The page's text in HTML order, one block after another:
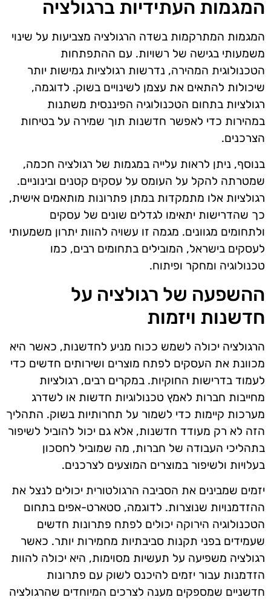
המגמות העתידיות ברגולציה
המגמות המתרקמות בשדה הרגולציה מצביעות על שינוי
משמעותי בגישה של רשויות. עם ההתפתחות
הטכנולוגית המהירה, נדרשות רגולציות גמישות יותר
שיכולות להתאים את עצמן לשינויים בשוק. לדוגמה,
רגולציות בתחום הטכנולוגיה הפיננסית משתנות
במהירות כדי לאפשר חדשנות תוך שמירה על בטיחות
הצרכנים.
בנוסף, ניתן לראות עלייה במגמות של רגולציה חכמה,
שמטרתה להקל על העומס על עסקים קטנים ובינוניים.
רגולציות אלו מתמקדות במתן פתרונות מותאמים אישית,
כך שהדרישות יתאימו לגדלים שונים של עסקים
ולתחומים מגוונים. מגמה זו עשויה להוות יתרון משמעותי
לעסקים בישראל, המובילים בתחומים רבים, כמו
טכנולוגיה ומחקר ופיתוח.
ההשפעה של רגולציה על
חדשנות ויזמות
הרגולציה יכולה לשמש ככוח מניע לחדשנות, כאשר היא
מכוונת את העסקים לפתח מוצרים ושירותים חדשים כדי
לעמוד בדרישות החוקיות. במקרים רבים, רגולציות
מחייבות חברות לאמץ טכנולוגיות חדשות או לשדרג
מערכות קיימות כדי לשמור על תחרותיות בשוק. התהליך
הזה לא רק מעודד חדשנות, אלא גם יכול להוביל לשיפור
בתהליכי העבודה של חברות, מה שמוביל לחסכון
בעלויות ולשיפור במוצרים המוצעים לצרכנים.
יזמים שמבינים את הסביבה הרגולטורית יכולים לנצל את
ההזדמנויות שנוצרות. לדוגמה, סטארט-אפים בתחום
הטכנולוגיה הירוקה יכולים לפתח פתרונות חדשים
שעמידים בפני תקנות סביבתיות מחמירות יותר. כאשר
רגולציה משפיעה על תעשיות מסוימות, היא יכולה להוות
הזדמנות עבור יזמים להיכנס לשוק עם פתרונות
חדשניים שמספקים מענה לצרכים המיוחדים שהרגולציה